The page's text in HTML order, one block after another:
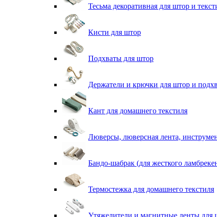
Тесьма декоративная для штор и
Кисти для штор
Подхваты для штор
Держатели и крючки для штор и
Кант для домашнего текстиля
Люверсы, люверсная лента,
Бандо-шабрак (для жесткого
Термостежка для домашнего текстиля
Утяжелители и магнитные ленты для